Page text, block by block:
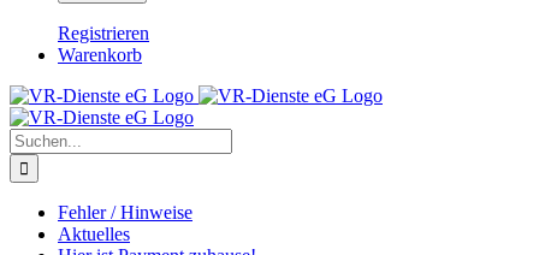
Registrieren
Warenkorb
Suche
nach:
Fehler / Hinweise
Aktuelles